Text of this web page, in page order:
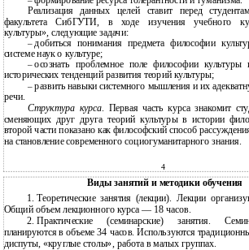
Реализация данных целей ставит перед
факультета СибГУТИ, в ходе изучения учебного
культуры», следующие задачи:
– добиться понимания предмета философии
системе наук о культуре;
– осознать проблемное поле философии культуры
исторических тенденций развития теорий культуры;
– развить навыки системного мышления и их
речи.
Структура курса. Первая часть курса знакомит
сменяющих друг друга теорий культуры в истории
второй части показано как философский способ
на становление современного социогуманитарного знания.
4
Виды занятий и методики обучения
1.
Теоретические занятия (лекции). Лекции
Общий объем лекционного курса — 18 часов.
2. Практические (семинарские) занятия.
планируются в объеме 34 часов. Используются
диспуты, «круглые столы», работа в малых группах.